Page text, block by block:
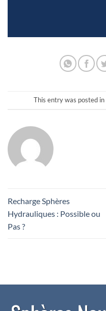
This entry was posted in
Recharge Sphères
Hydrauliques : Possible ou
Pas ?